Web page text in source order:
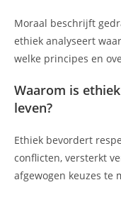
Moraal beschrijft
ethiek analyseert
welke principes en
Waarom is
leven?
Ethiek bevordert
conflicten, versterkt
afgewogen keuzes te